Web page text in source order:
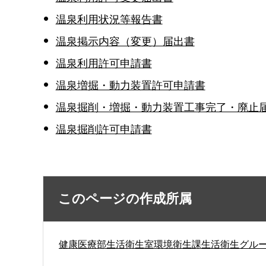
温泉利用状況等報告書
温泉掲示内容（変更）届出書
温泉利用許可申請書
温泉増掘・動力装置許可申請書
温泉掘削・増掘・動力装置工事完了・廃止
温泉掘削許可申請書
このページの作成所属
健康医療部生活衛生室環境衛生課生活衛生グル